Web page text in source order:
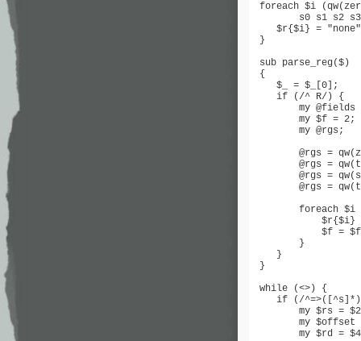
foreach $i
s0 s1 s2
$r{$i} =
}
sub parse_reg($)
{
    $_ = $_[0];
    if (/^ R/) {
my @fields
        my $f = 2;
        my @rgs;
@rgs =
@rgs =
@rgs =
@rgs =
foreach $i
$r{$i}
$f =
        }
    }
}
while (<>) {
if (/
my $rs =
my $offset
my $rd =